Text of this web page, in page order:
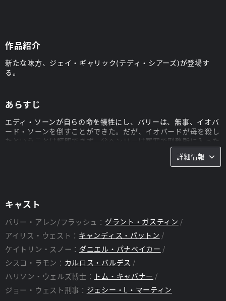
作品紹介
新たな味方、ジェイ・ギャリック(テディ・シアーズ)が登場す
る。
あらすじ
エディ・ソーンが自らの命を犠牲にし、バリーは、無事、イオバ
ード・ソーンを倒すことができた。だが、イオバードが母を殺し
たということは証明できず、父ヘンリーは冤罪で刑務所に入った
ままだ。そして、新たな味方、ジェイ・ギャリック(テディ・シ
アーズ)が登場する。彼は、特異点によって別の世界への入り口
が開き、ズームという恐ろしい敵がやって来ることをバリーたち
スタッフ
監督： デヴィッド・ナッター
詳細情報
キャスト
バリー・アレン/フラッシュ： グラント・ガスティン
アイリス・ウェスト： キャンディス・パットン
ケイトリン・スノー： ダニエル・パナベイカー
シスコ・ラモン： カルロス・バルデス
ハリソン・ウェルズ博士： トム・キャバナー
ジョー・ウェスト刑事： ジェシー・L・マーティン